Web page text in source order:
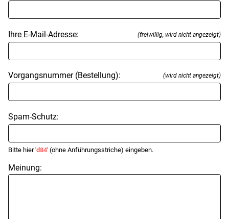
Ihre E-Mail-Adresse: (freiwillig, wird nicht angezeigt)
Vorgangsnummer (Bestellung): (wird nicht angezeigt)
Spam-Schutz:
Bitte hier'd84' (ohne Anführungsstriche) eingeben.
Meinung: